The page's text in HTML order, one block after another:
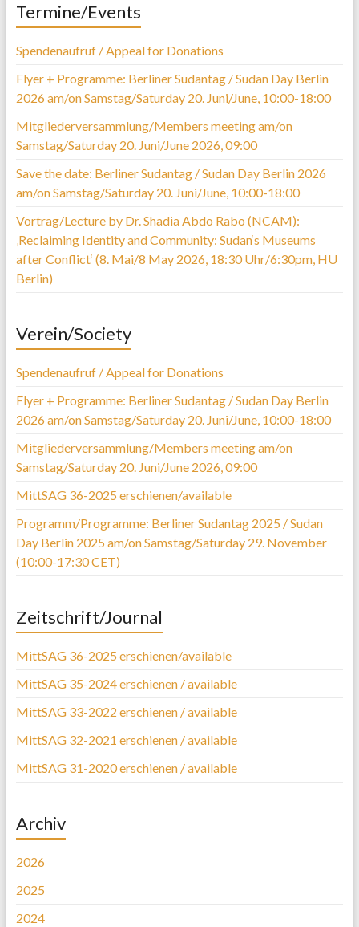
Termine/Events
Spendenaufruf / Appeal for Donations
Flyer + Programme: Berliner Sudantag / Sudan Day Berlin
2026 am/on Samstag/Saturday 20. Juni/June, 10:00-18:00
Mitgliederversammlung/Members meeting am/on
Samstag/Saturday 20. Juni/June 2026, 09:00
Save the date: Berliner Sudantag / Sudan Day Berlin 2026
am/on Samstag/Saturday 20. Juni/June, 10:00-18:00
Vortrag/Lecture by Dr. Shadia Abdo Rabo (NCAM):
‚Reclaiming Identity and Community: Sudan‘s Museums
after Conflict‘ (8. Mai/8 May 2026, 18:30 Uhr/6:30pm, HU
Berlin)
Verein/Society
Spendenaufruf / Appeal for Donations
Flyer + Programme: Berliner Sudantag / Sudan Day Berlin
2026 am/on Samstag/Saturday 20. Juni/June, 10:00-18:00
Mitgliederversammlung/Members meeting am/on
Samstag/Saturday 20. Juni/June 2026, 09:00
MittSAG 36-2025 erschienen/available
Programm/Programme: Berliner Sudantag 2025 / Sudan
Day Berlin 2025 am/on Samstag/Saturday 29. November
(10:00-17:30 CET)
Zeitschrift/Journal
MittSAG 36-2025 erschienen/available
MittSAG 35-2024 erschienen / available
MittSAG 33-2022 erschienen / available
MittSAG 32-2021 erschienen / available
MittSAG 31-2020 erschienen / available
Archiv
2026
2025
2024